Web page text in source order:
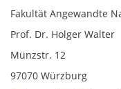
Fakultät Angewandte
Prof. Dr. Holger Walter
Münzstr. 12
97070 Würzburg